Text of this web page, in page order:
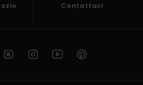
Contattaci